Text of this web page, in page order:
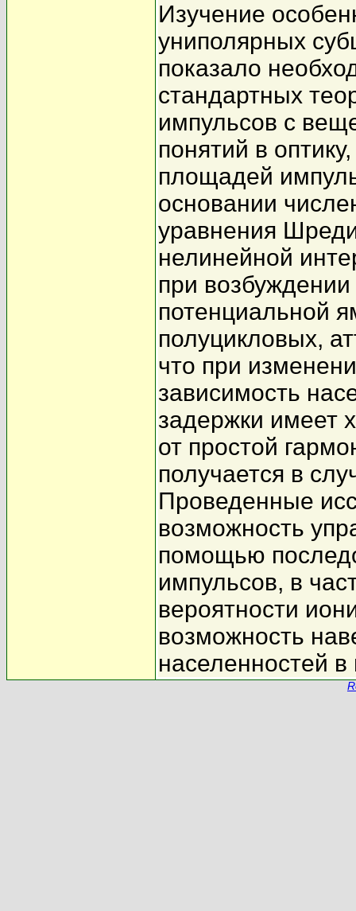
Изучение
униполярных
показало
стандартных
импульсов с
понятий в
площадей
основании
уравнения
нелинейной
при
потенциальной
полуцикловых,
что при
зависимость
задержки имеет
от простой
получается в
Проведенные
возможность
помощью
импульсов, в
вероятности
возможность
населенностей